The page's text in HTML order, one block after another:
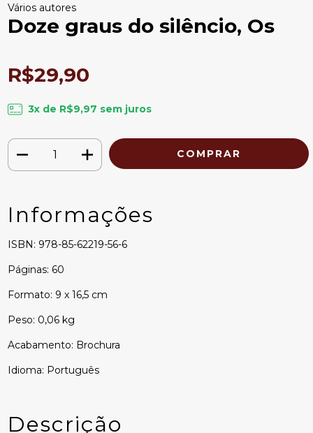
Vários autores
Doze graus do silêncio, Os
R$29,90
3x de R$9,97 sem juros
Informações
ISBN: 978-85-62219-56-6
Páginas: 60
Formato: 9 x 16,5 cm
Peso: 0,06 kg
Acabamento: Brochura
Idioma: Português
Descrição